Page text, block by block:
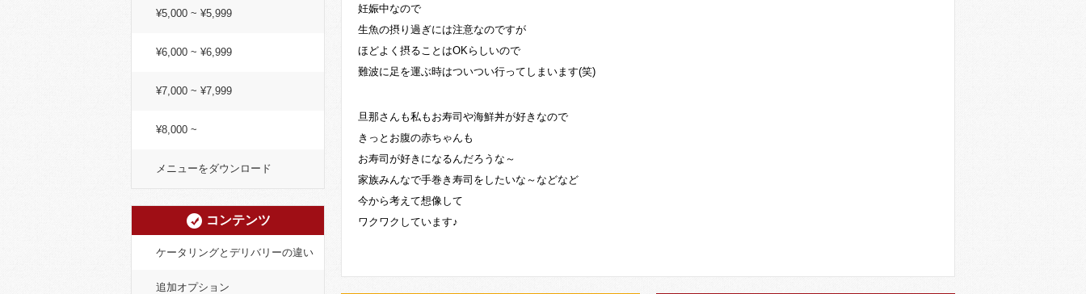
妊娠中なので
生魚の摂り過ぎには注意なのですが
ほどよく摂ることはOKらしいので
難波に足を運ぶ時はついつい行ってしまいます(笑)
旦那さんも私もお寿司や海鮮丼が好きなので
きっとお腹の赤ちゃんも
お寿司が好きになるんだろうな～
家族みんなで手巻き寿司をしたいな～などなど
今から考えて想像して
ワクワクしています♪
¥5,000 ~ ¥5,999
¥6,000 ~ ¥6,999
¥7,000 ~ ¥7,999
¥8,000 ~
メニューをダウンロード
コンテンツ
ケータリングとデリバリーの違い
追加オプション